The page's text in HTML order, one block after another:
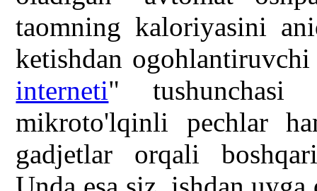
taomning kaloriyasini
ketishdan
interneti"
mikroto'lqinli pechlar
gadjetlar orqali